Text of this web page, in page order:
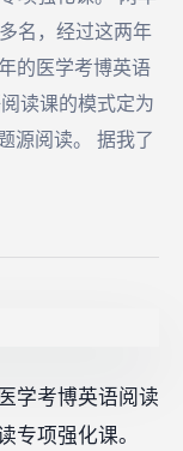
名，经过这两年
的医学考博英语
读课的模式定为
源阅读。 据我了
学考博英语阅读
专项强化课。